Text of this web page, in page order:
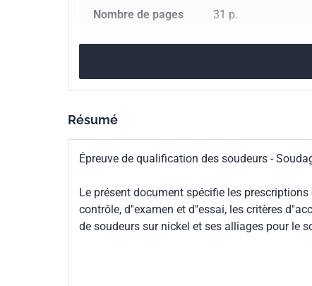
Nombre de pages 31 p.
Codes ICS 25.160.01
européenne
Résumé
Épreuve de qualification des soudeurs -
Le présent document spécifie les
contrôle, d''examen et d''essai, les critères
de soudeurs sur nickel et ses alliages pour le